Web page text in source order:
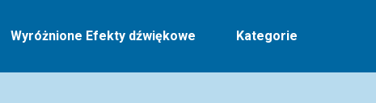
Wyróżnione Efekty dźwiękowe Kategorie